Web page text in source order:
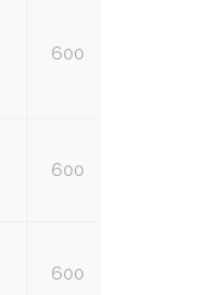
600
600
600